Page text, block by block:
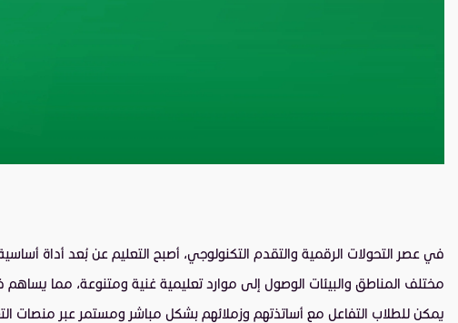
في عصر التحولات الرقمية والتقدم التكنولوجي، أصبح التعليم عن بُعد أداة
مختلف المناطق والبيئات الوصول إلى موارد تعليمية غنية ومتنوعة، مما
يمكن للطلاب التفاعل مع أساتذتهم وزملائهم بشكل مباشر ومستمر عبر منصات